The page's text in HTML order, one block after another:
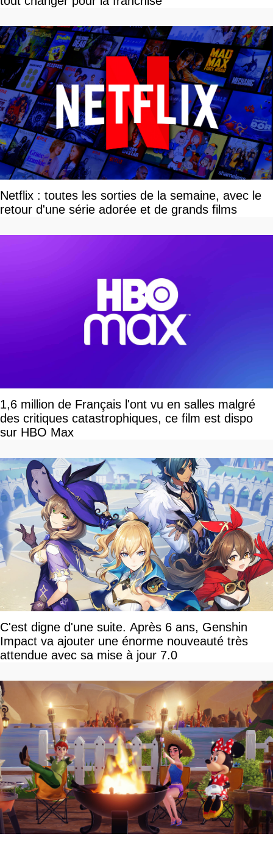
Netflix : toutes les sorties de la semaine, avec le
retour d'une série adorée et de grands films
1,6 million de Français l'ont vu en salles malgré
des critiques catastrophiques, ce film est dispo
sur HBO Max
C'est digne d'une suite. Après 6 ans, Genshin
Impact va ajouter une énorme nouveauté très
attendue avec sa mise à jour 7.0